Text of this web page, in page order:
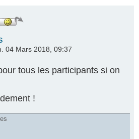
04 Mars 2018, 09:37
tous les participants si on
!